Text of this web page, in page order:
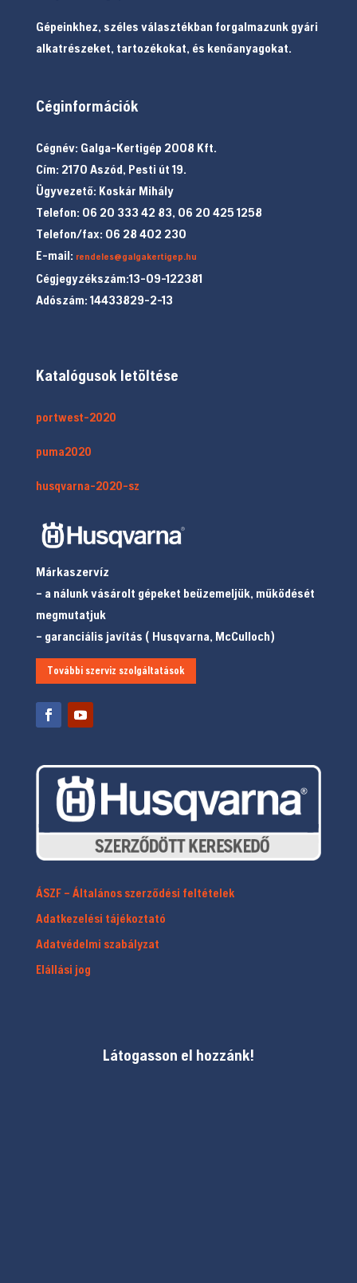
Gépeinkhez, széles választékban forgalmazunk gyári
alkatrészeket, tartozékokat, és kenőanyagokat.
Céginformációk
Cégnév: Galga-Kertigép 2008 Kft.
Cím: 2170 Aszód, Pesti út 19.
Ügyvezető: Koskár Mihály
Telefon: 06 20 333 42 83, 06 20 425 1258
Telefon/fax: 06 28 402 230
E-mail: rendeles@galgakertigep.hu
Cégjegyzékszám:13-09-122381
Adószám: 14433829-2-13
Katalógusok letöltése
portwest-2020
puma2020
husqvarna-2020-sz
Márkaszervíz
– a nálunk vásárolt gépeket beüzemeljük, működését
megmutatjuk
– garanciális javítás ( Husqvarna, McCulloch)
További szerviz szolgáltatások
ÁSZF – Általános szerződési feltételek
Adatkezelési tájékoztató
Adatvédelmi szabályzat
Elállási jog
Látogasson el hozzánk!